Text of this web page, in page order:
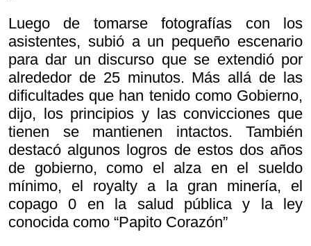
Luego de tomarse fotografías con los
asistentes, subió a un pequeño escenario
para dar un discurso que se extendió por
alrededor de 25 minutos. Más allá de las
dificultades que han tenido como Gobierno,
dijo, los principios y las convicciones que
tienen se mantienen intactos. También
destacó algunos logros de estos dos años
de gobierno, como el alza en el sueldo
mínimo, el royalty a la gran minería, el
copago 0 en la salud pública y la ley
conocida como “Papito Corazón”